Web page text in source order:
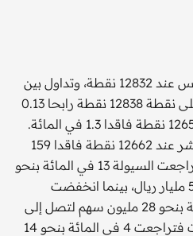
افتتح المؤشر العام جلسة أمس عند 12832 نقطة، وتداول بين
الارتفاع والانخفاض، وكانت أعلى نقطة 12838 نقطة رابحا 0.13
في المائة، بينما الأدنى عند 12651 نقطة فاقدا 1.3 في المائة.
وفي نهاية الجلسة أغلق المؤشر عند 12662 نقطة فاقدا 159
نقطة بنحو 1.2 في المائة. وتراجعت السيولة 13 في المائة بنحو
936 مليون ريال لتصل إلى 5.9 مليار ريال، بينما انخفضت
الأسهم المتداولة 16 في المائة بنحو 28 مليون سهم لتصل إلى
152 مليون سهم، أما الصفقات فتراجعت 4 في المائة بنحو 14